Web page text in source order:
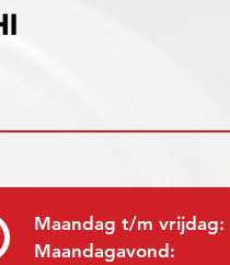
Maandag t/m vrijdag:
Maandagavond: